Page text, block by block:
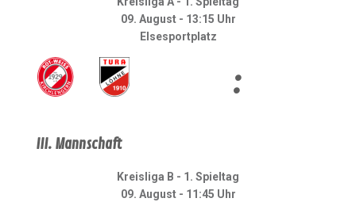
09. August - 13:15 Uhr
Elsesportplatz
:
III. Mannschaft
Kreisliga B - 1. Spieltag
09. August - 11:45 Uhr